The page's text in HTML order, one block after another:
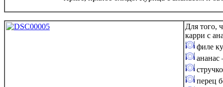
Для того,
карри с
филе
ананас
перец